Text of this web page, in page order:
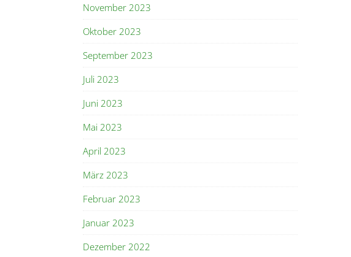
November 2023
Oktober 2023
September 2023
Juli 2023
Juni 2023
Mai 2023
April 2023
März 2023
Februar 2023
Januar 2023
Dezember 2022